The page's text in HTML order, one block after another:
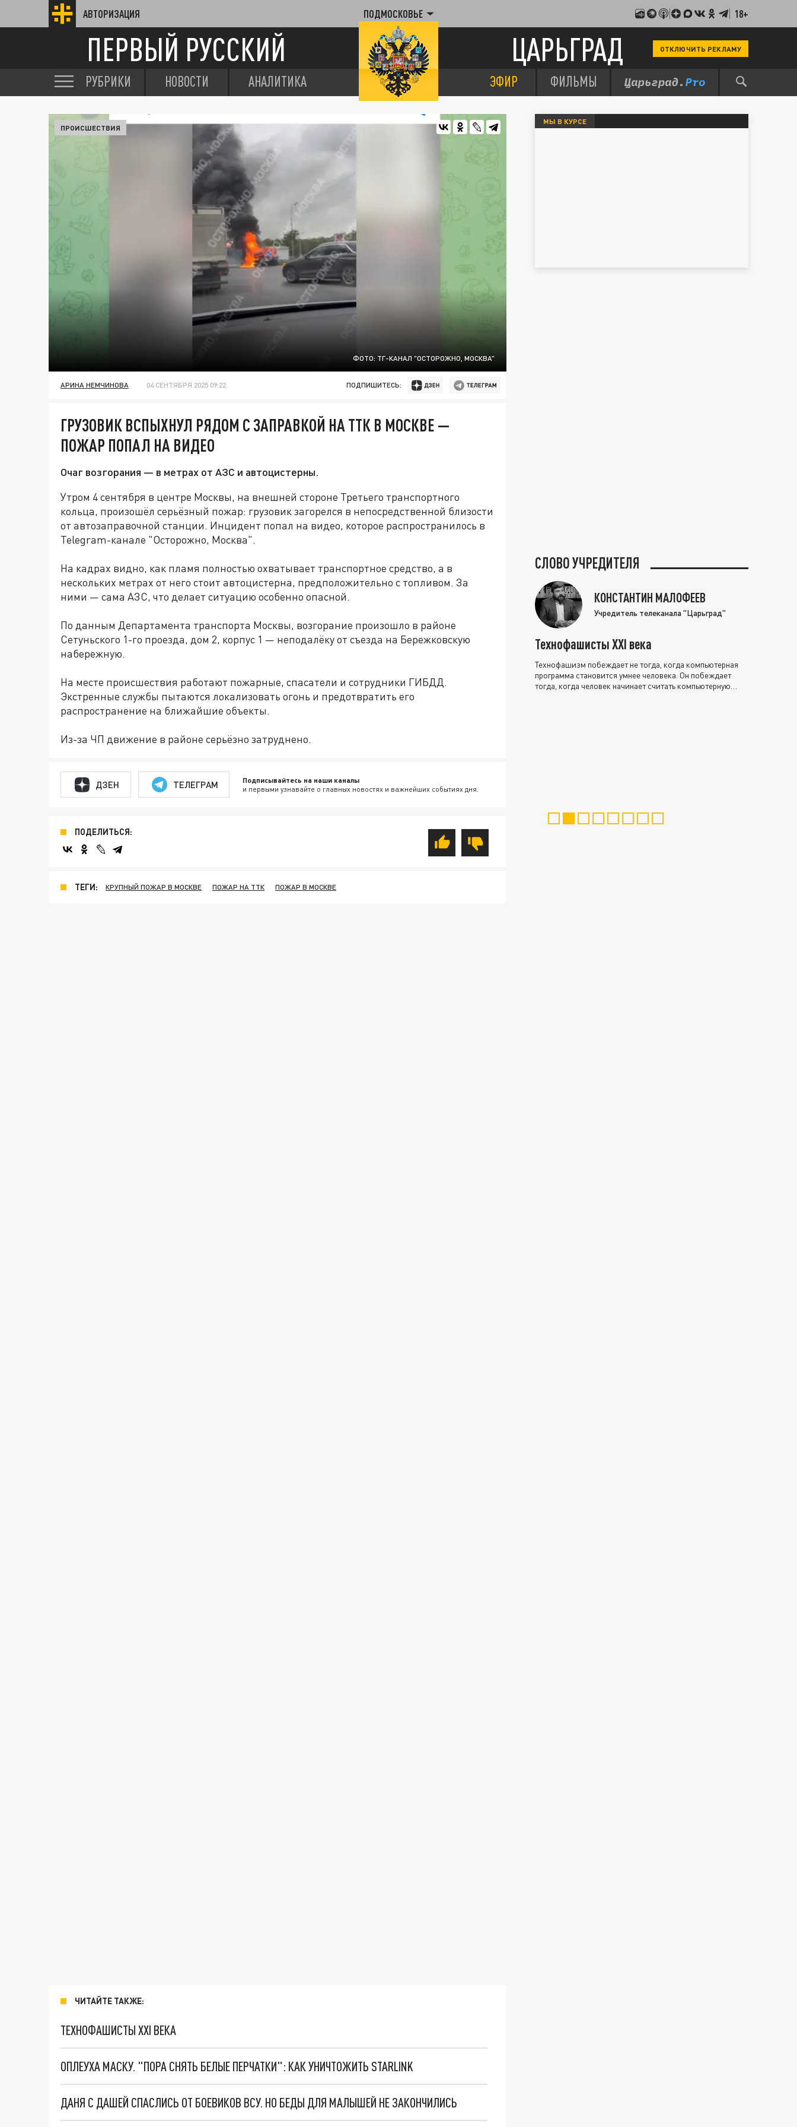
АВТОРИЗАЦИЯ ПОДМОСКОВЬЕ 18+
ПЕРВЫЙ РУССКИЙ ЦАРЬГРАД ОТКЛЮЧИТЬ РЕКЛАМУ
РУБРИКИ НОВОСТИ АНАЛИТИКА ЭФИР ФИЛЬМЫ
ФОТО: ТГ-КАНАЛ "ОСТОРОЖНО, МОСКВА"
ПРОИСШЕСТВИЯ
АРИНА НЕМЧИНОВА 04 СЕНТЯБРЯ 2025 09:22 ПОДПИШИТЕСЬ:
ГРУЗОВИК ВСПЫХНУЛ РЯДОМ С ЗАПРАВКОЙ НА ТТК В МОСКВЕ —
ПОЖАР ПОПАЛ НА ВИДЕО
Очаг возгорания — в метрах от АЗС и автоцистерны.
Утром 4 сентября в центре Москвы, на внешней стороне Третьего транспортного
кольца, произошёл серьёзный пожар: грузовик загорелся в непосредственной близости
от автозаправочной станции. Инцидент попал на видео, которое распространилось в
Telegram-канале "Осторожно, Москва".
На кадрах видно, как пламя полностью охватывает транспортное средство, а в
нескольких метрах от него стоит автоцистерна, предположительно с топливом. За
ними — сама АЗС, что делает ситуацию особенно опасной.
По данным Департамента транспорта Москвы, возгорание произошло в районе
Сетуньского 1-го проезда, дом 2, корпус 1 — неподалёку от съезда на Бережковскую
набережную.
На месте происшествия работают пожарные, спасатели и сотрудники ГИБДД.
Экстренные службы пытаются локализовать огонь и предотвратить его
распространение на ближайшие объекты.
Из-за ЧП движение в районе серьёзно затруднено.
ДЗЕН ТЕЛЕГРАМ Подписывайтесь на наши каналы
и первыми узнавайте о главных новостях и важнейших событиях дня.
ПОДЕЛИТЬСЯ:
ТЕГИ: КРУПНЫЙ ПОЖАР В МОСКВЕ ПОЖАР НА ТТК ПОЖАР В МОСКВЕ
ЧИТАЙТЕ ТАКЖЕ:
ТЕХНОФАШИСТЫ XXI ВЕКА
ОПЛЕУХА МАСКУ. "ПОРА СНЯТЬ БЕЛЫЕ ПЕРЧАТКИ": КАК УНИЧТОЖИТЬ STARLINK
ДАНЯ С ДАШЕЙ СПАСЛИСЬ ОТ БОЕВИКОВ ВСУ. НО БЕДЫ ДЛЯ МАЛЫШЕЙ НЕ ЗАКОНЧИЛИСЬ
МЫ В КУРСЕ
СЛОВО УЧРЕДИТЕЛЯ
КОНСТАНТИН МАЛОФЕЕВ
Учредитель телеканала "Царьград"
Технофашисты XXI века
Технофашизм побеждает не тогда, когда компьютерная
программа становится умнее человека. Он побеждает
тогда, когда человек начинает считать компьютерную